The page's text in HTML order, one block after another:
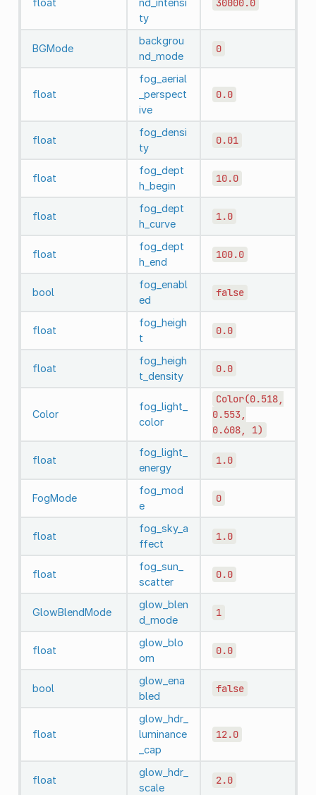
ty
30000.0
BGMode
backgrou
nd_mode
0
float
fog_aerial
_perspect
ive
0.0
float
fog_densi
ty
0.01
float
fog_dept
h_begin
10.0
float
fog_dept
h_curve
1.0
float
fog_dept
h_end
100.0
bool
fog_enabl
ed
false
float
fog_heigh
t
0.0
float
fog_heigh
t_density
0.0
Color
fog_light_
color
Color(0.518,
0.553,
0.608,
1)
float
fog_light_
energy
1.0
FogMode
fog_mod
e
0
float
fog_sky_a
ffect
1.0
float
fog_sun_
scatter
0.0
GlowBlendMode
glow_blen
d_mode
1
float
glow_blo
om
0.0
bool
glow_ena
bled
false
float
glow_hdr_
luminance
_cap
12.0
float
glow_hdr_
scale
2.0